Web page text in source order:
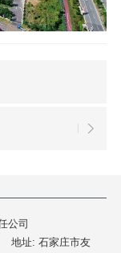
公司
地址: 石家庄市友